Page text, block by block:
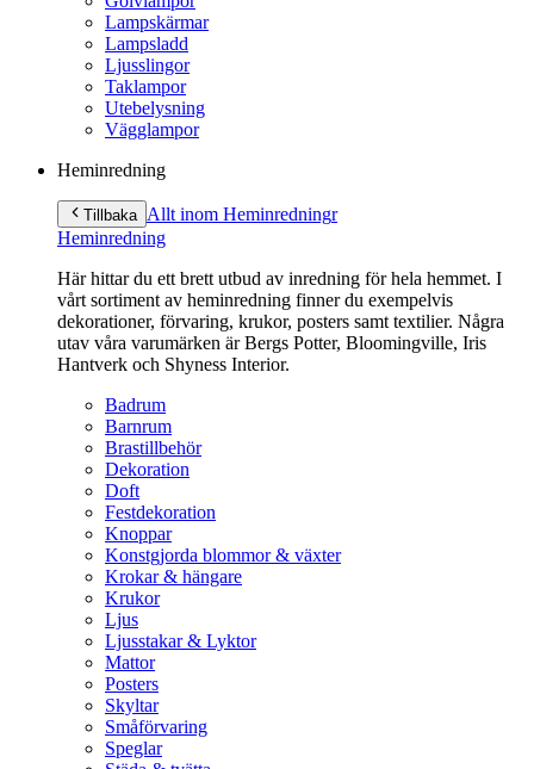
Lampskärmar
Lampsladd
Ljusslingor
Taklampor
Utebelysning
Vägglampor
Heminredning
Tillbaka Allt inom Heminredningr
Heminredning
Här hittar du ett brett utbud av inredning för hela hemmet. I
vårt sortiment av heminredning finner du exempelvis
dekorationer, förvaring, krukor, posters samt textilier. Några
utav våra varumärken är Bergs Potter, Bloomingville, Iris
Hantverk och Shyness Interior.
Badrum
Barnrum
Brastillbehör
Dekoration
Doft
Festdekoration
Knoppar
Konstgjorda blommor & växter
Krokar & hängare
Krukor
Ljus
Ljusstakar & Lyktor
Mattor
Posters
Skyltar
Småförvaring
Speglar